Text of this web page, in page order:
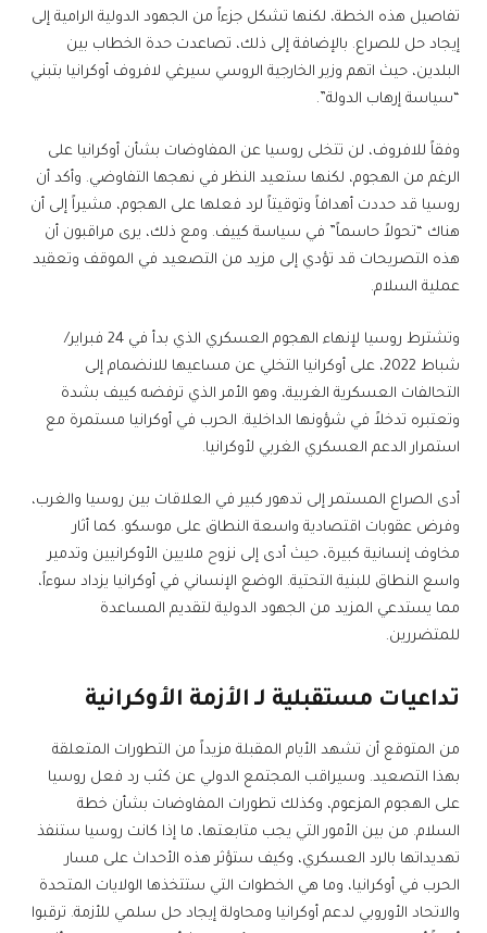
تفاصيل هذه الخطة، لكنها تشكل جزءاً من الجهود الدولية الرامية إلى
إيجاد حل للصراع. بالإضافة إلى ذلك، تصاعدت حدة الخطاب بين
البلدين، حيث اتهم وزير الخارجية الروسي سيرغي لافروف أوكرانيا بتبني
“سياسة إرهاب الدولة”.
وفقاً للافروف، لن تتخلى روسيا عن المفاوضات بشأن أوكرانيا على
الرغم من الهجوم، لكنها ستعيد النظر في نهجها التفاوضي. وأكد أن
روسيا قد حددت أهدافاً وتوقيتاً لرد فعلها على الهجوم، مشيراً إلى أن
هناك “تحولاً حاسماً” في سياسة كييف. ومع ذلك، يرى مراقبون أن
هذه التصريحات قد تؤدي إلى مزيد من التصعيد في الموقف وتعقيد
عملية السلام.
وتشترط روسيا لإنهاء الهجوم العسكري الذي بدأ في 24 فبراير/
شباط 2022، على أوكرانيا التخلي عن مساعيها للانضمام إلى
التحالفات العسكرية الغربية، وهو الأمر الذي ترفضه كييف بشدة
وتعتبره تدخلاً في شؤونها الداخلية. الحرب في أوكرانيا مستمرة مع
استمرار الدعم العسكري الغربي لأوكرانيا.
أدى الصراع المستمر إلى تدهور كبير في العلاقات بين روسيا والغرب،
وفرض عقوبات اقتصادية واسعة النطاق على موسكو. كما أثار
مخاوف إنسانية كبيرة، حيث أدى إلى نزوح ملايين الأوكرانيين وتدمير
واسع النطاق للبنية التحتية. الوضع الإنساني في أوكرانيا يزداد سوءاً،
مما يستدعي المزيد من الجهود الدولية لتقديم المساعدة
للمتضررين.
تداعيات مستقبلية لـ الأزمة الأوكرانية
من المتوقع أن تشهد الأيام المقبلة مزيداً من التطورات المتعلقة
بهذا التصعيد. وسيراقب المجتمع الدولي عن كثب رد فعل روسيا
على الهجوم المزعوم، وكذلك تطورات المفاوضات بشأن خطة
السلام. من بين الأمور التي يجب متابعتها، ما إذا كانت روسيا ستنفذ
تهديداتها بالرد العسكري، وكيف ستؤثر هذه الأحداث على مسار
الحرب في أوكرانيا، وما هي الخطوات التي ستتخذها الولايات المتحدة
والاتحاد الأوروبي لدعم أوكرانيا ومحاولة إيجاد حل سلمي للأزمة. ترقبوا